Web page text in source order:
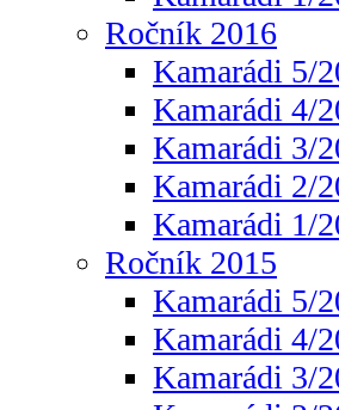
Ročník 2016
Kamarádi 5/
Kamarádi 4/
Kamarádi 3/
Kamarádi 2/
Kamarádi 1/
Ročník 2015
Kamarádi 5/
Kamarádi 4/
Kamarádi 3/